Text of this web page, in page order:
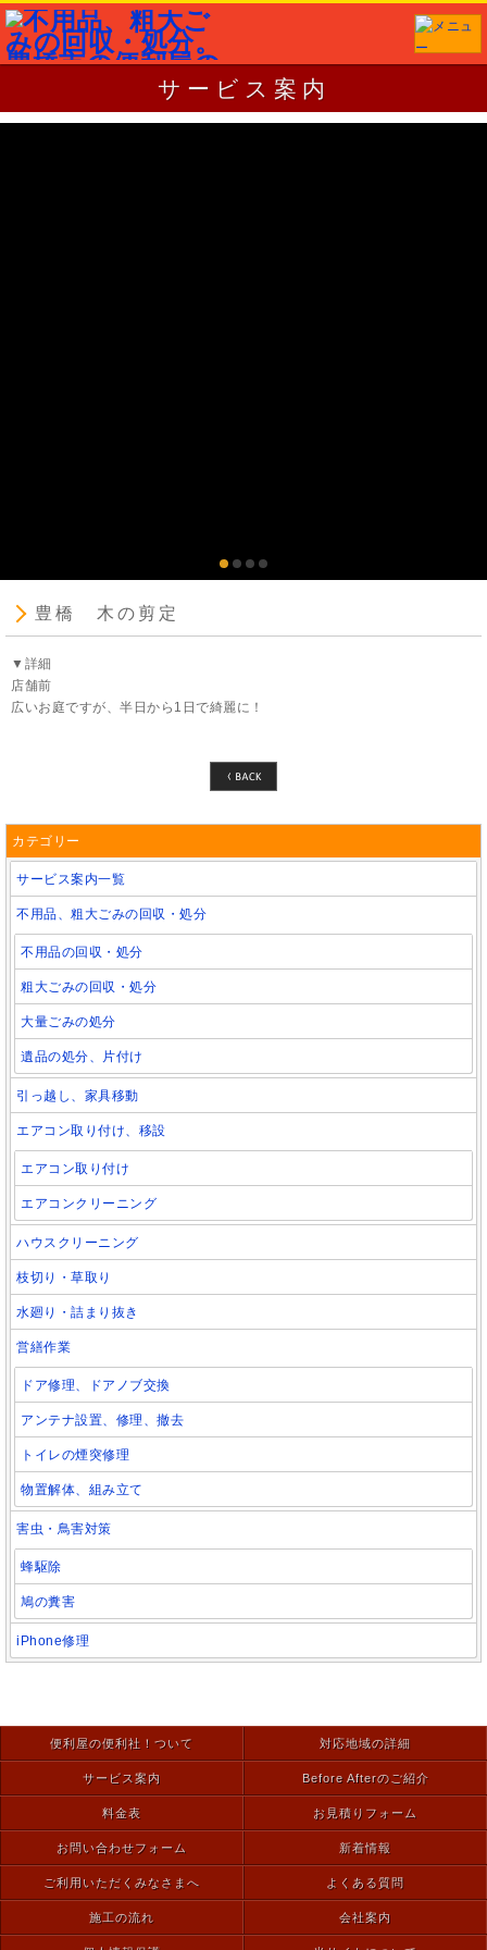
サービス案内
豊橋 木の剪定
▼詳細
店舗前
広いお庭ですが、半日から1日で綺麗に！
カテゴリー
サービス案内一覧
不用品、粗大ごみの回収・処分
不用品の回収・処分
粗大ごみの回収・処分
大量ごみの処分
遺品の処分、片付け
引っ越し、家具移動
エアコン取り付け、移設
エアコン取り付け
エアコンクリーニング
ハウスクリーニング
枝切り・草取り
水廻り・詰まり抜き
営繕作業
ドア修理、ドアノブ交換
アンテナ設置、修理、撤去
トイレの煙突修理
物置解体、組み立て
害虫・鳥害対策
蜂駆除
鳩の糞害
iPhone修理
便利屋の便利社！ついて 対応地域の詳細
サービス案内 Before Afterのご紹介
料金表 お見積りフォーム
お問い合わせフォーム 新着情報
ご利用いただくみなさまへ よくある質問
施工の流れ 会社案内